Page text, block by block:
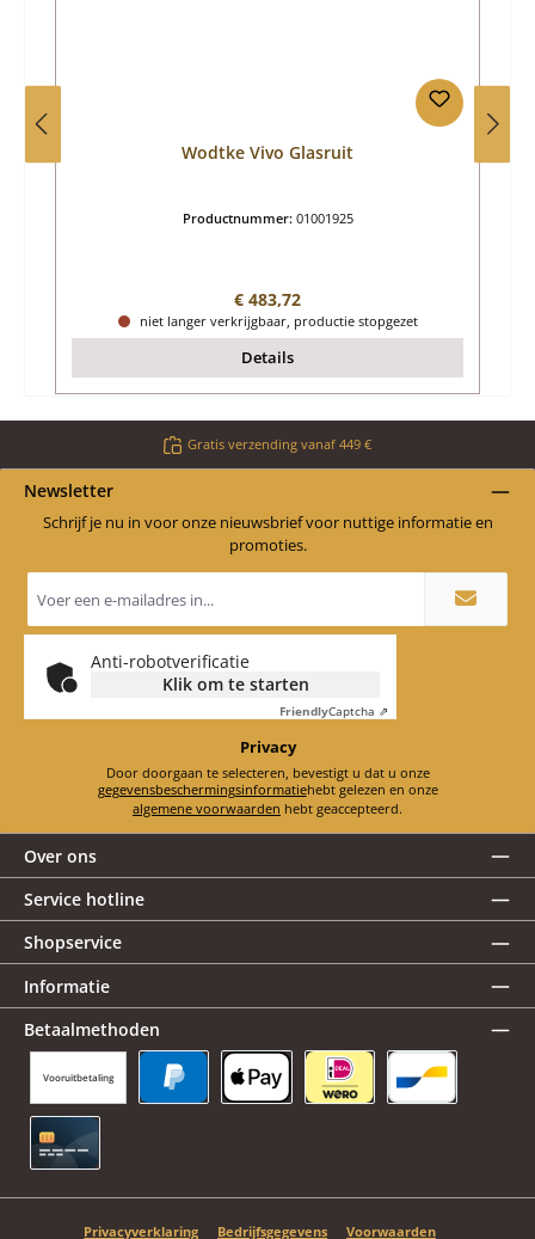
Wodtke Vivo Glasruit
Productnummer: 01001925
Normale prijs:
€ 483,72
niet langer verkrijgbaar, productie stopgezet
Details
Gratis verzending vanaf 449 €
Newsletter
Schrijf je nu in voor onze nieuwsbrief voor nuttige informatie en
promoties.
mailadres
*
Anti-robotverificatie
Klik om te starten
FriendlyCaptcha ⇗
Privacy
Door doorgaan te selecteren, bevestigt u dat u onze
gegevensbeschermingsinformatie
hebt gelezen en onze
algemene voorwaarden hebt geaccepteerd.
Over ons
Service hotline
Shopservice
Informatie
Betaalmethoden
Vooruitbetaling
Privacyverklaring Bedrijfsgegevens Voorwaarden